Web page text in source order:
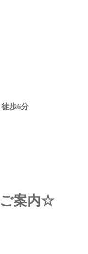
歩6分
案内☆